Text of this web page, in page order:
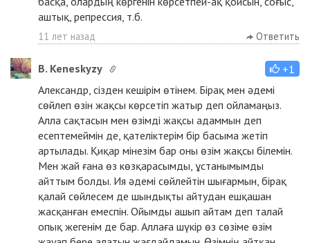
аштық, репрессия, т.б.
11 лет назад Ответить
B. Keneskyzy
+1
Александр, сізден кешірім өтінем. Бірақ мен әдемі
сөйлеп өзін жақсы көрсетіп жатыр деп ойламаңыз.
Алла сақтасын мен өзімді жақсы адаммын деп
есептемеймін де, қателіктерім бір басыма жетіп
артылады. Қиқар мінезім бар оны өзім жақсы білемін.
Мен жай ғана өз көзқарасымды, ұстанымымды
айттым болды. Ия әдемі сөйлейтін шығармын, бірақ
қалай сөйлесем де шындықты айтудан ешқашан
жасқанған емеспін. Ойымды ашып айтам деп талай
опық жегенім де бар. Аллаға шүкір өз сөзіме өзім